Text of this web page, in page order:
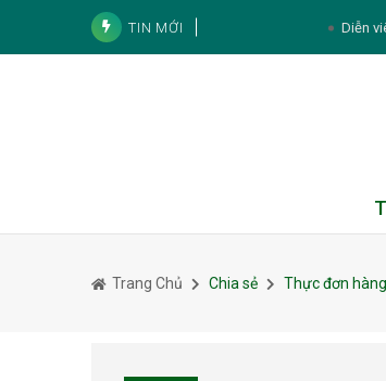
TIN MỚI Diễn
Tử vi cá nhân hàng ngày
Tử vi 12 con giáp ngày
Trang Chủ Chia sẻ Thực đơn